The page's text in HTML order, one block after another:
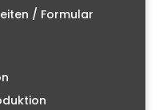
/ Formular